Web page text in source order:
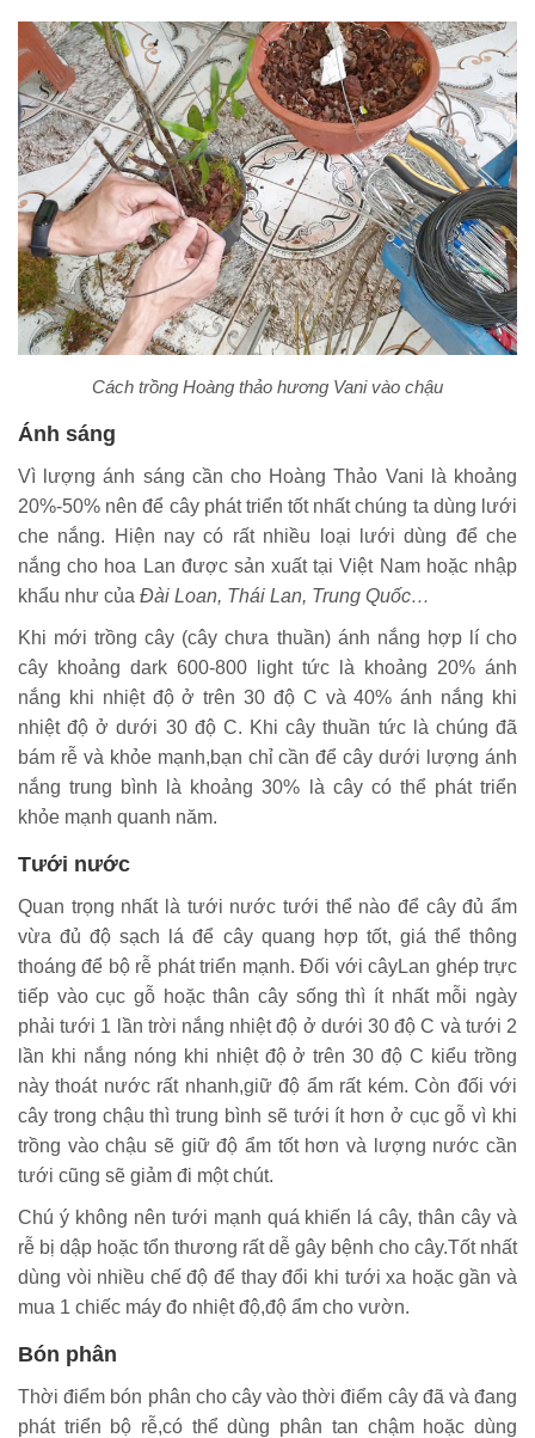
Cách trồng Hoàng thảo hương Vani vào chậu
Ánh sáng
Vì lượng ánh sáng cần cho Hoàng Thảo Vani là khoảng
20%-50% nên để cây phát triển tốt nhất chúng ta dùng lưới
che nắng. Hiện nay có rất nhiều loại lưới dùng để che
nắng cho hoa Lan được sản xuất tại Việt Nam hoặc nhập
khẩu như của Đài Loan, Thái Lan, Trung Quốc…
Khi mới trồng cây (cây chưa thuần) ánh nắng hợp lí cho
cây khoảng dark 600-800 light tức là khoảng 20% ánh
nắng khi nhiệt độ ở trên 30 độ C và 40% ánh nắng khi
nhiệt độ ở dưới 30 độ C. Khi cây thuần tức là chúng đã
bám rễ và khỏe mạnh,bạn chỉ cần để cây dưới lượng ánh
nắng trung bình là khoảng 30% là cây có thể phát triển
khỏe mạnh quanh năm.
Tưới nước
Quan trọng nhất là tưới nước tưới thể nào để cây đủ ẩm
vừa đủ độ sạch lá để cây quang hợp tốt, giá thể thông
thoáng để bộ rễ phát triển mạnh. Đối với câyLan ghép trực
tiếp vào cục gỗ hoặc thân cây sống thì ít nhất mỗi ngày
phải tưới 1 lần trời nắng nhiệt độ ở dưới 30 độ C và tưới 2
lần khi nắng nóng khi nhiệt độ ở trên 30 độ C kiểu trồng
này thoát nước rất nhanh,giữ độ ẩm rất kém. Còn đối với
cây trong chậu thì trung bình sẽ tưới ít hơn ở cục gỗ vì khi
trồng vào chậu sẽ giữ độ ẩm tốt hơn và lượng nước cần
tưới cũng sẽ giảm đi một chút.
Chú ý không nên tưới mạnh quá khiến lá cây, thân cây và
rễ bị dập hoặc tổn thương rất dễ gây bệnh cho cây.Tốt nhất
dùng vòi nhiều chế độ để thay đổi khi tưới xa hoặc gần và
mua 1 chiếc máy đo nhiệt độ,độ ẩm cho vườn.
Bón phân
Thời điểm bón phân cho cây vào thời điểm cây đã và đang
phát triển bộ rễ,có thể dùng phân tan chậm hoặc dùng